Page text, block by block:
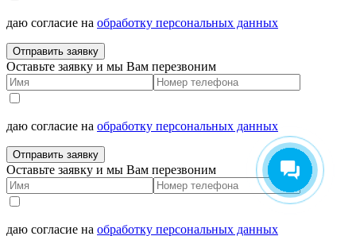
даю согласие на обработку персональных данных
Отправить заявку
Оставьте заявку и мы Вам перезвоним
даю согласие на обработку персональных данных
Отправить заявку
Оставьте заявку и мы Вам перезвоним
даю согласие на обработку персональных данных